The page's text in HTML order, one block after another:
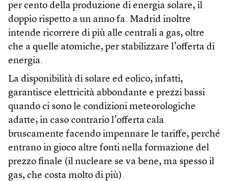
per cento della produzione di energia solare, il
doppio rispetto a un anno fa. Madrid inoltre
intende ricorrere di più alle centrali a gas, oltre
che a quelle atomiche, per stabilizzare l’offerta di
energia.
La disponibilità di solare ed eolico, infatti,
garantisce elettricità abbondante e prezzi bassi
quando ci sono le condizioni meteorologiche
adatte; in caso contrario l’offerta cala
bruscamente facendo impennare le tariffe, perché
entrano in gioco altre fonti nella formazione del
prezzo finale (il nucleare se va bene, ma spesso il
gas, che costa molto di più).